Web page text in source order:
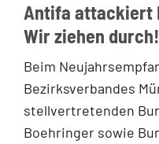
Antifa attackiert
Wir ziehen durch!
Beim
Bezirksverbandes
stellvertretenden
Boehringer sowie